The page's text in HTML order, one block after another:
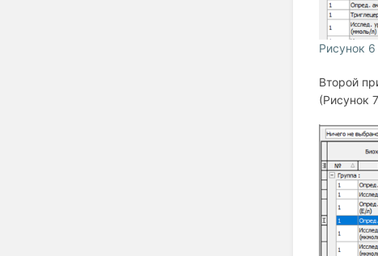
Рисунок 6
Второй
(Рисунок